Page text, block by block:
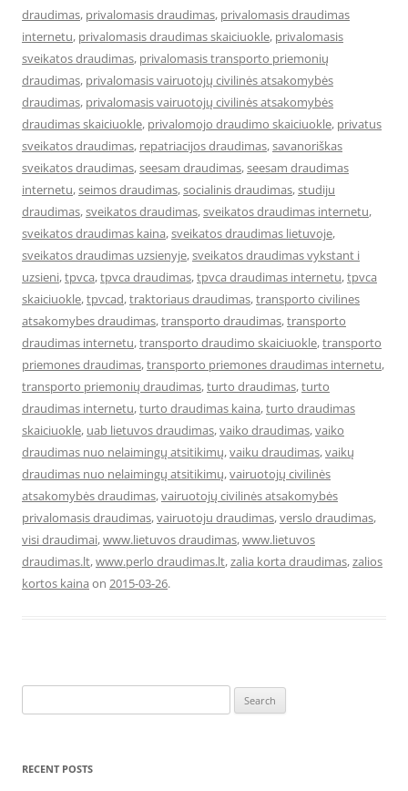
draudimas, privalomasis draudimas, privalomasis draudimas
internetu, privalomasis draudimas skaiciuokle, privalomasis
sveikatos draudimas, privalomasis transporto priemonių
draudimas, privalomasis vairuotojų civilinės atsakomybės
draudimas, privalomasis vairuotojų civilinės atsakomybės
draudimas skaiciuokle, privalomojo draudimo skaiciuokle, privatus
sveikatos draudimas, repatriacijos draudimas,savanoriškas
sveikatos draudimas,seesam draudimas,seesam draudimas
internetu,seimos draudimas,socialinis draudimas,studiju
draudimas,sveikatos draudimas,sveikatos draudimas internetu,
sveikatos draudimas kaina,sveikatos draudimas lietuvoje,
sveikatos draudimas uzsienyje,sveikatos draudimas vykstant i
uzsieni,tpvca,tpvca draudimas,tpvca draudimas internetu,tpvca
skaiciuokle,tpvcad,traktoriaus draudimas,transporto civilines
atsakomybes draudimas,transporto draudimas,transporto
draudimas internetu,transporto draudimo skaiciuokle,transporto
priemones draudimas,transporto priemones draudimas internetu,
transporto priemonių draudimas,turto draudimas,turto
draudimas internetu,turto draudimas kaina,turto draudimas
skaiciuokle, uab lietuvos draudimas,vaiko draudimas,vaiko
draudimas nuo nelaimingų atsitikimų,vaiku draudimas,vaikų
draudimas nuo nelaimingų atsitikimų,vairuotojų civilinės
atsakomybės draudimas,vairuotojų civilinės atsakomybės
privalomasis draudimas,vairuotoju draudimas,verslo draudimas,
visi draudimai,www.lietuvos draudimas,www.lietuvos
draudimas.lt,www.perlo draudimas.lt,zalia korta draudimas,zalios
kortos kaina on 2015-03-26.
for:
RECENT POSTS